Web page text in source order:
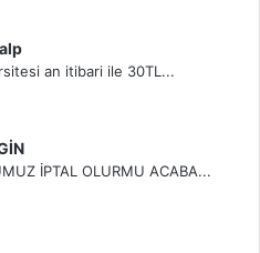
an itibari ile 30TL...
İPTAL OLURMU ACABA...